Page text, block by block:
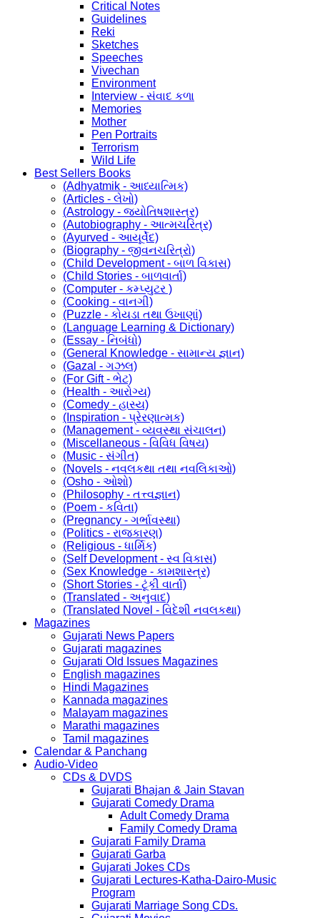
Critical Notes
Guidelines
Reki
Sketches
Speeches
Vivechan
Environment
Interview - સંવાદ કળા
Memories
Mother
Pen Portraits
Terrorism
Wild Life
Best Sellers Books
(Adhyatmik - આધ્યાત્મિક)
(Articles - લેખો)
(Astrology - જ્યોતિષશાસ્ત્ર)
(Autobiography - આત્મચરિત્ર)
(Ayurved - આયૂર્વેદ)
(Biography - જીવનચરિત્રો)
(Child Development - બાળ વિકાસ)
(Child Stories - બાળવાર્તા)
(Computer - કમ્પ્યુટર )
(Cooking - વાનગી)
(Puzzle - કોયડા તથા ઉખાણાં)
(Language Learning & Dictionary)
(Essay - નિબંધો)
(General Knowledge - સામાન્ય જ્ઞાન)
(Gazal - ગઝલ)
(For Gift - ભેટ)
(Health - આરોગ્ય)
(Comedy - હાસ્ય)
(Inspiration - પ્રેરણાત્મક)
(Management - વ્યવસ્થા સંચાલન)
(Miscellaneous - વિવિધ વિષય)
(Music - સંગીત)
(Novels - નવલકથા તથા નવલિકાઓ)
(Osho - ઓશો)
(Philosophy - તત્ત્વજ્ઞાન)
(Poem - કવિતા)
(Pregnancy - ગર્ભાવસ્થા)
(Politics - રાજકારણ)
(Religious - ધાર્મિક)
(Self Development - સ્વ વિકાસ)
(Sex Knowledge - કામશાસ્ત્ર)
(Short Stories - ટૂંકી વાર્તા)
(Translated - અનુવાદ)
(Translated Novel - વિદેશી નવલકથા)
Magazines
Gujarati News Papers
Gujarati magazines
Gujarati Old Issues Magazines
English magazines
Hindi Magazines
Kannada magazines
Malayam magazines
Marathi magazines
Tamil magazines
Calendar & Panchang
Audio-Video
CDs & DVDS
Gujarati Bhajan & Jain Stavan
Gujarati Comedy Drama
Adult Comedy Drama
Family Comedy Drama
Gujarati Family Drama
Gujarati Garba
Gujarati Jokes CDs
Gujarati Lectures-Katha-Dairo-Music
Program
Gujarati Marriage Song CDs.